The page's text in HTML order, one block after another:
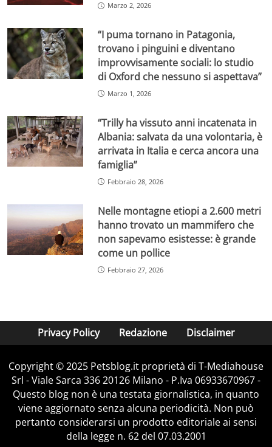
Marzo 2, 2026
“I puma tornano in Patagonia,
trovano i pinguini e diventano
improvvisamente sociali: lo studio
di Oxford che nessuno si aspettava”
Marzo 1, 2026
“Trilly ha vissuto anni incatenata in
Albania: salvata da una volontaria, è
arrivata in Italia e cerca ancora una
famiglia”
Febbraio 28, 2026
Nelle montagne etiopi a 2.600 metri
hanno trovato un mammifero che
non sapevamo esistesse: è grande
come un pollice
Febbraio 27, 2026
Privacy Policy Redazione Disclaimer
Copyright © 2025 Petsblog.it proprietà di T-Mediahouse
Srl - Viale Sarca 336 20126 Milano - P.Iva 06933670967 -
Questo blog non è una testata giornalistica, in quanto
viene aggiornato senza alcuna periodicità. Non può
pertanto considerarsi un prodotto editoriale ai sensi
della legge n. 62 del 07.03.2001